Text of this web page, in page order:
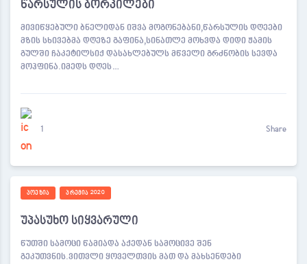
წარსულის ბორკილები
მივიწყებული ბნელიდან იშვა მოგონებანი,წარსულის დღეები
მზის სხივებმა დღეზე გაფინა,სინათლე მოხვდა დიდი ჟამის
გულში ჩაკეტილსიქ დასახლებულს მწველი გრძნობის სევდა
მოჰფინა.იმედს დღეს…
1 Share
ᲞᲝᲔᲖᲘᲐ ᲞᲠᲔᲛᲘᲐ 2020
უპასუხო სიყვარული
წუთში სამოცი წამიადა აქედან სამოცივე შენ
გეკუთვნის.ვითვლი ყოველთვის მათ და მახსენდები